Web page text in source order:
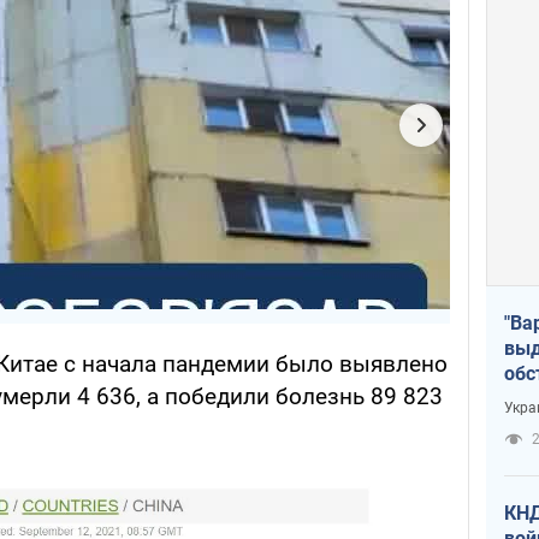
с начала пандемии было выявлено
4 636, а победили болезнь 89 823